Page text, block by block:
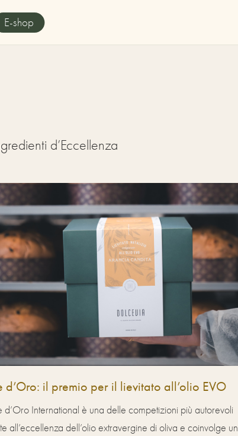
E-shop
d’Eccellenza
d’Oro: il premio per il lievitato all’olio EVO
d’Oro International è una delle competizioni più autorevoli
all’eccellenza dell’olio extravergine di oliva e coinvolge un